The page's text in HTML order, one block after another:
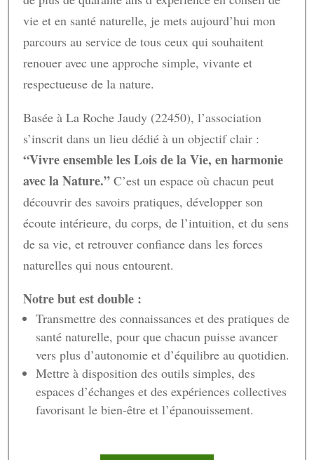
vie et en santé naturelle, je mets aujourd’hui mon
parcours au service de tous ceux qui souhaitent
renouer avec une approche simple, vivante et
respectueuse de la nature.
Basée à La Roche Jaudy (22450), l’association
s’inscrit dans un lieu dédié à un objectif clair :
“Vivre ensemble les Lois de la Vie, en harmonie
avec la Nature.” C’est un espace où chacun peut
découvrir des savoirs pratiques, développer son
écoute intérieure, du corps, de l’intuition, et du sens
de sa vie, et retrouver confiance dans les forces
naturelles qui nous entourent.
Notre but est double :
Transmettre des connaissances et des pratiques de
santé naturelle, pour que chacun puisse avancer
vers plus d’autonomie et d’équilibre au quotidien.
Mettre à disposition des outils simples, des
espaces d’échanges et des expériences collectives
favorisant le bien-être et l’épanouissement.